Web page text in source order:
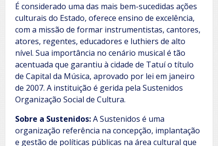
É considerado uma das mais bem-sucedidas ações
culturais do Estado, oferece ensino de excelência,
com a missão de formar instrumentistas, cantores,
atores, regentes, educadores e luthiers de alto
nível. Sua importância no cenário musical é tão
acentuada que garantiu à cidade de Tatuí o título
de Capital da Música, aprovado por lei em janeiro
de 2007. A instituição é gerida pela Sustenidos
Organização Social de Cultura.
Sobre a Sustenidos:A Sustenidos é uma
organização referência na concepção, implantação
e gestão de políticas públicas na área cultural que